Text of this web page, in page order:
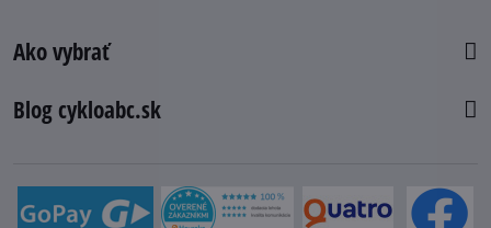
Ako vybrať
Blog cykloabc.sk